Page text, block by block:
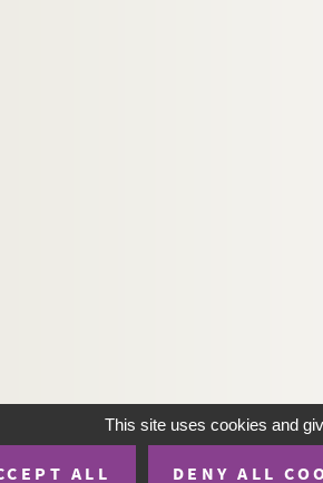
This site uses cookies and
ALL DENY ALL